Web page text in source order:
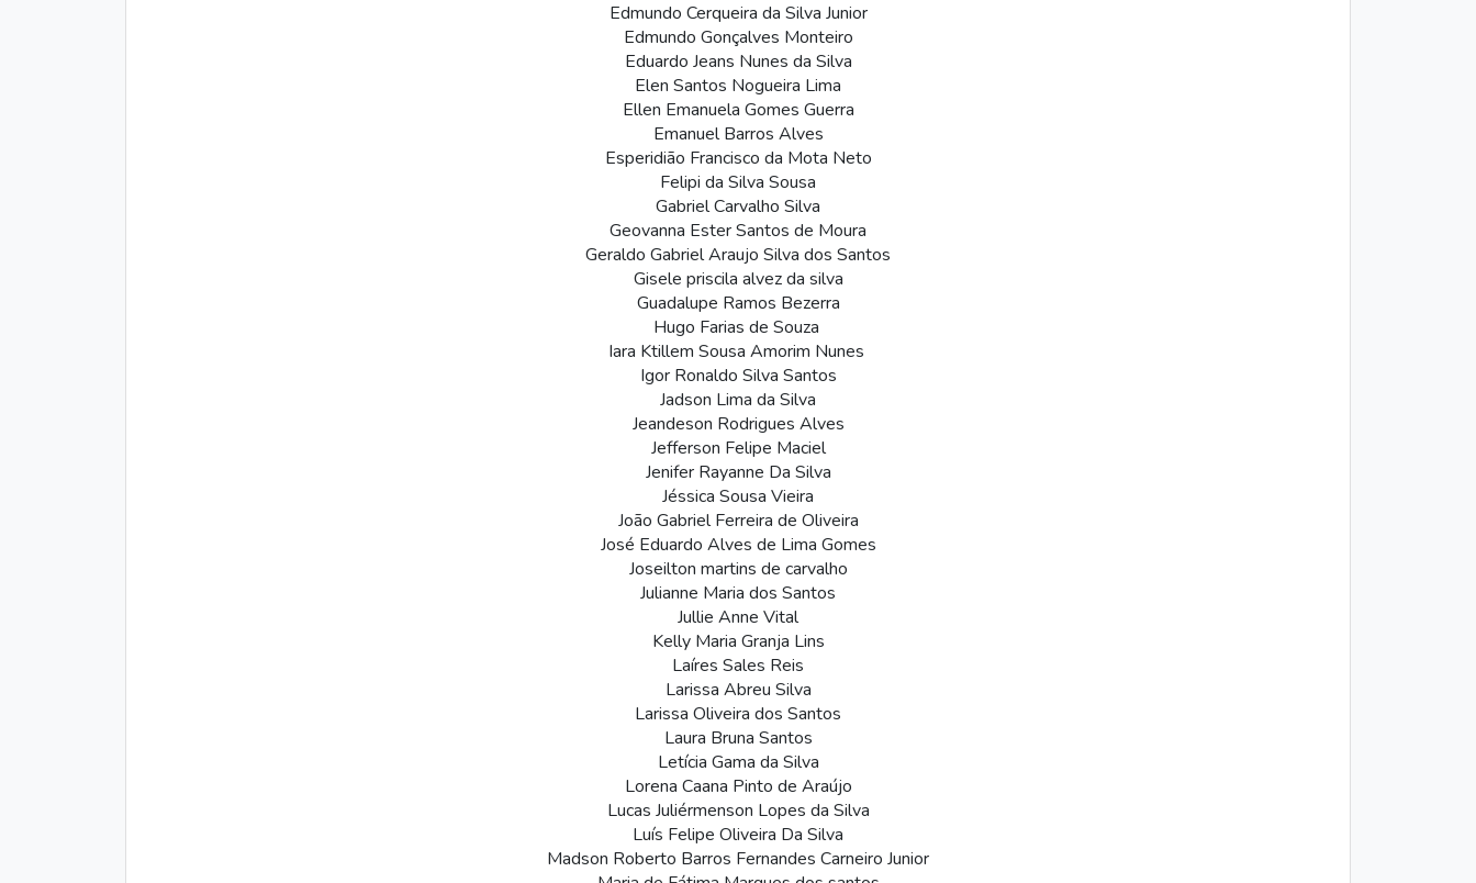
Edmundo Cerqueira da Silva Junior
Edmundo Gonçalves Monteiro
Eduardo Jeans Nunes da Silva
Elen Santos Nogueira Lima
Ellen Emanuela Gomes Guerra
Emanuel Barros Alves
Esperidião Francisco da Mota Neto
Felipi da Silva Sousa
Gabriel Carvalho Silva
Geovanna Ester Santos de Moura
Geraldo Gabriel Araujo Silva dos Santos
Gisele priscila alvez da silva
Guadalupe Ramos Bezerra
Hugo Farias de Souza
Iara Ktillem Sousa Amorim Nunes
Igor Ronaldo Silva Santos
Jadson Lima da Silva
Jeandeson Rodrigues Alves
Jefferson Felipe Maciel
Jenifer Rayanne Da Silva
Jéssica Sousa Vieira
João Gabriel Ferreira de Oliveira
José Eduardo Alves de Lima Gomes
Joseilton martins de carvalho
Julianne Maria dos Santos
Jullie Anne Vital
Kelly Maria Granja Lins
Laíres Sales Reis
Larissa Abreu Silva
Larissa Oliveira dos Santos
Laura Bruna Santos
Letícia Gama da Silva
Lorena Caana Pinto de Araújo
Lucas Juliérmenson Lopes da Silva
Luís Felipe Oliveira Da Silva
Madson Roberto Barros Fernandes Carneiro Junior